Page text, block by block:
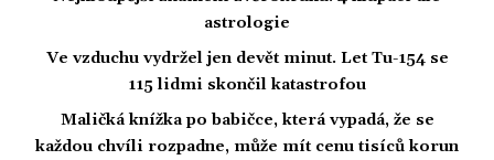
astrologie
Ve vzduchu vydržel jen devět minut. Let Tu-154 se
115 lidmi skončil katastrofou
Maličká knížka po babičce, která vypadá, že se
každou chvíli rozpadne, může mít cenu tisíců korun